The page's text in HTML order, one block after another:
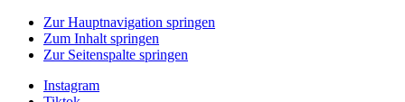
Zur Hauptnavigation springen
Zum Inhalt springen
Zur Seitenspalte springen
Instagram